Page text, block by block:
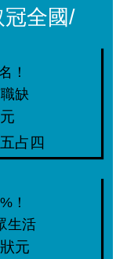
全國/
！
缺
占四
！
生活
元